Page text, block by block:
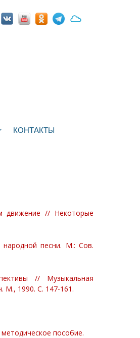
КОНТАКТЫ
движение // Некоторые
народной песни. М.: Сов.
// Музыкальная
М., 1990. С. 147-161.
пособие.